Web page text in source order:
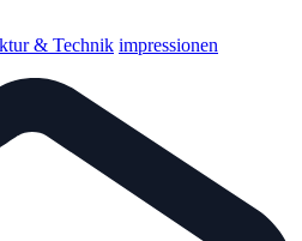
& Technik impressionen